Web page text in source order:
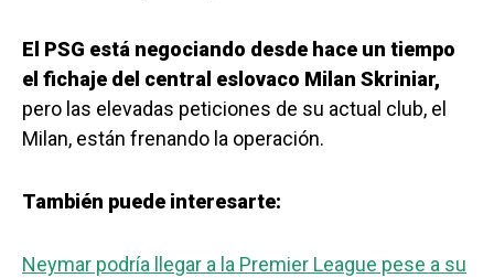
El PSG está negociando desde hace un tiempo
el fichaje del central eslovaco Milan Skriniar,
pero las elevadas peticiones de su actual club, el
Milan, están frenando la operación.
También puede interesarte:
Neymar podría llegar a la Premier League pese a su